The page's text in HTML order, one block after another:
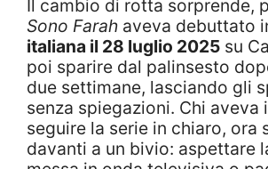
Il cambio di rotta sorprende,
Sono Farah aveva debuttato
italiana il 28 luglio 2025 su
poi sparire dal palinsesto
due settimane, lasciando gli
senza spiegazioni. Chi aveva
seguire la serie in chiaro, ora
davanti a un bivio: aspettare